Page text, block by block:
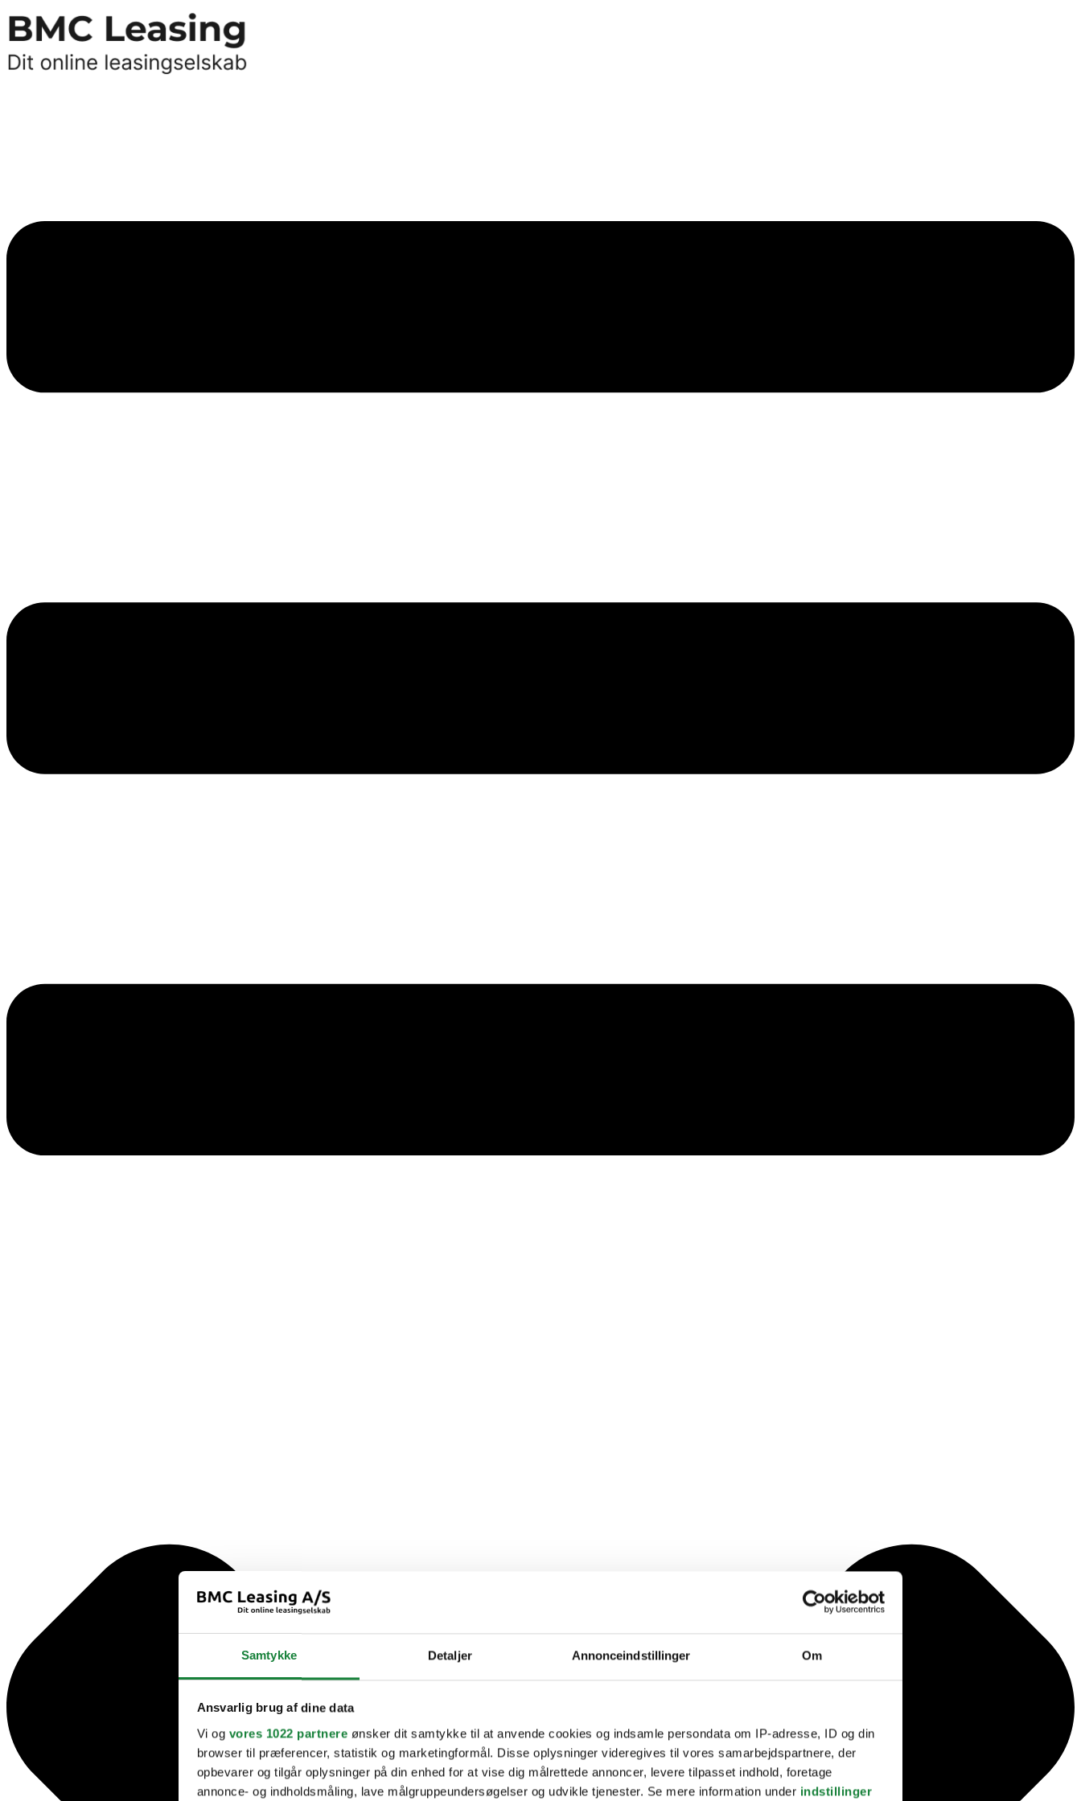
Samtykke Detaljer Annonceindstillinger Om
Ansvarlig brug af dine data
Vi og vores 1022 partnere ønsker dit samtykke til at anvende cookies og indsamle persondata om IP-adresse, ID og din
browser til præferencer, statistik og marketingformål. Disse oplysninger videregives til vores samarbejdspartnere, der
opbevarer og tilgår oplysninger på din enhed for at vise dig målrettede annoncer, levere tilpasset indhold, foretage
annonce- og indholdsmåling, lave målgruppeundersøgelser og udvikle tjenester. Se mere information under indstillinger
til
indhold